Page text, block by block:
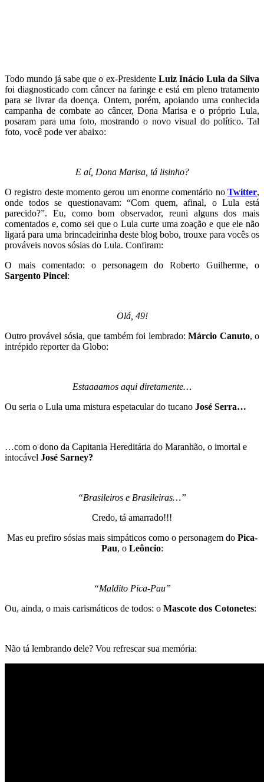
Todo mundo já sabe que o ex-Presidente Luiz Inácio Lula da Silva
foi diagnosticado com câncer na faringe e está em pleno tratamento
para se livrar da doença. Ontem, porém, apoiando uma conhecida
campanha de combate ao câncer, Dona Marisa e o próprio Lula,
posaram para uma foto, mostrando o novo visual do político. Tal
foto, você pode ver abaixo:
E aí, Dona Marisa, tá lisinho?
O registro deste momento gerou um enorme comentário noTwitter,
onde todos se questionavam: “Com quem, afinal, o Lula está
parecido?”. Eu, como bom observador, reuni alguns dos mais
comentados e, como sei que o Lula curte uma zoação e que ele não
ligará para uma brincadeirinha deste blog bobo, trouxe para vocês os
prováveis novos sósias do Lula. Confiram:
O mais comentado: o personagem do Roberto Guilherme, o
Sargento Pincel:
Olá, 49!
Outro provável sósia, que também foi lembrado:Márcio Canuto, o
intrépido reporter da Globo:
Estaaaamos aqui diretamente…
Ou seria o Lula uma mistura espetacular do tucano José Serra…
…com o dono da Capitania Hereditária do Maranhão, o imortal e
intocável José Sarney?
“Brasileiros e Brasileiras…”
Credo, tá amarrado!!!
Mas eu prefiro sósias mais simpáticos como o personagem do Pica-
Pau, o Leôncio:
“Maldito Pica-Pau”
Ou, ainda, o mais carismáticos de todos: o Mascote dos Cotonetes:
Não tá lembrando dele? Vou refrescar sua memória: